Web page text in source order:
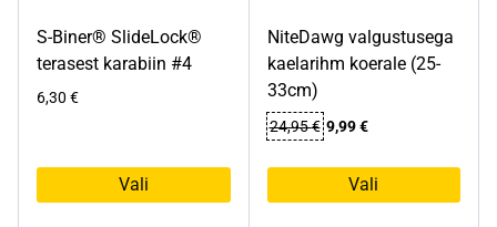
S-Biner® SlideLock®
terasest karabiin #4
6,30 €
Vali
NiteDawg valgustusega
kaelarihm koerale (25-
33cm)
24,95€ Algne
oli:
24,95 €.
9,99€Praegune
on:
9,99 €.
Vali